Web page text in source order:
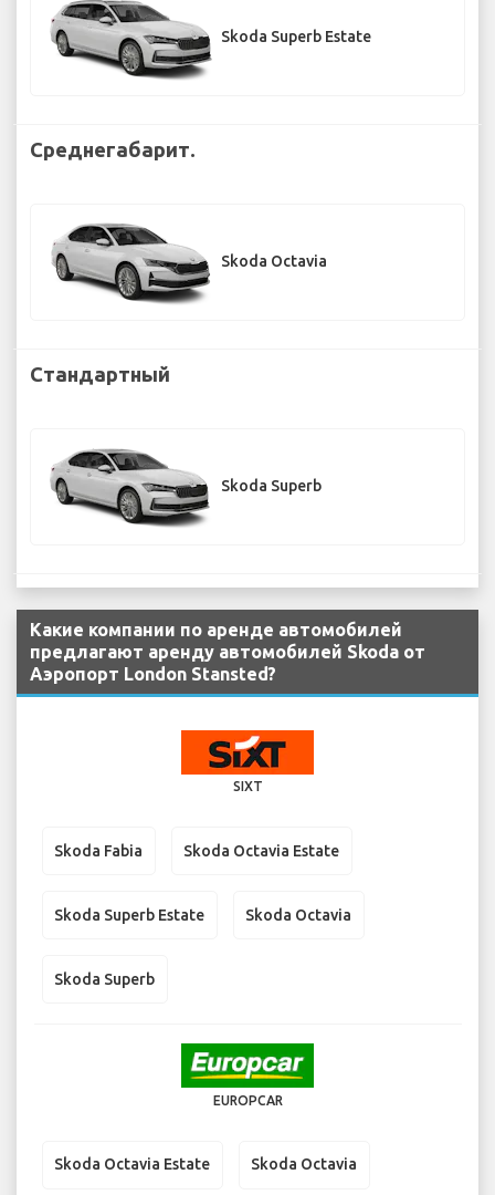
Skoda Superb Estate
Среднегабарит.
Skoda Octavia
Стандартный
Skoda Superb
Какие компании по аренде автомобилей
предлагают аренду автомобилей Skoda от
Аэропорт London Stansted?
SIXT
Skoda Fabia Skoda Octavia Estate
Skoda Superb Estate Skoda Octavia
Skoda Superb
EUROPCAR
Skoda Octavia Estate Skoda Octavia